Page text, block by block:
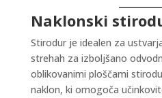
Naklonski
Stirodur je idealen za
strehah za izboljšano
oblikovanimi ploščami
naklon, ki omogoča